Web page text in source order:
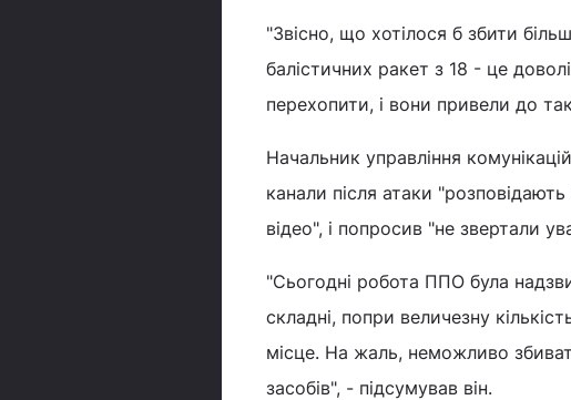
"Звісно, що хотілося б збити
балістичних ракет з 18 - це
перехопити, і вони привели до
Начальник управління
канали після атаки
відео", і попросив "не звертали
"Сьогодні робота ППО була
складні, попри величезну
місце. На жаль, неможливо
засобів", - підсумував він.